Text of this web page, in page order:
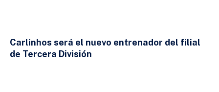
Carlinhos será el nuevo entrenador del filial
de Tercera División